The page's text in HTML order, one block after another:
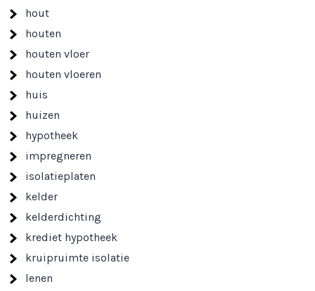
hout
houten
houten vloer
houten vloeren
huis
huizen
hypotheek
impregneren
isolatieplaten
kelder
kelderdichting
krediet hypotheek
kruipruimte isolatie
lenen